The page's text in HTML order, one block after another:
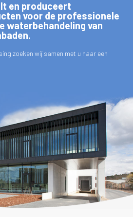
en produceert
voor de professionele
waterbehandeling van
zoeken wij samen met u naar een